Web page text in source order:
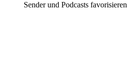
Sender und Podcasts favorisieren